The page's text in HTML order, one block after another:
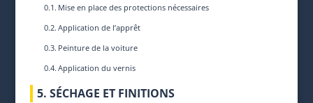
Mise en place des protections nécessaires
Application de l’apprêt
Peinture de la voiture
Application du vernis
5. SÉCHAGE ET FINITIONS